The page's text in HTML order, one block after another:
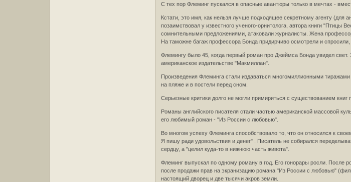
С тех пор Флеминг пускался в опасные авантюры только в мечтах -
Кстати, это имя, как нельзя лучше подходящее секретному агенту (для
позаимствовал у известного ученого-орнитолога, автора книги "Птицы
сомнительными предложениями, атаковали журналисты. Жена
На таможне багаж профессора Бонда придирчиво осмотрели и спросили,
Флемингу было 45, когда первый роман про Джеймса Бонда увидел
американское издательстве "Макмиллан".
Произведения Флеминга стали издаваться многомиллионными
на пляже и в постели перед сном.
Серьезные критики долго не могли примириться с существованием
Романы английского писателя стали частью американской массовой
его любимый роман - "Из России с любовью".
Во многом успеху Флеминга способствовало то, что он относился к
Я пишу ради удовольствия и денег" . Писатель не собирался
сердцу, а "целил куда-то в нижнюю часть живота".
Флеминг выпускал по одному роману в год. Его гонорары росли. После
после продажи прав на экранизацию романа "Из России с любовью"
настоящий дворец и две тысячи акров земли.